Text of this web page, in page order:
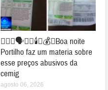
👉🏻😱🗣️🔦💡🕯️💸💰💡Boa noite
Portilho faz um materia sobre
esse preços abusivos da
cemig
agosto 06, 2026